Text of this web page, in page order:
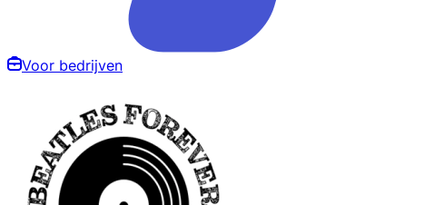
Voor bedrijven